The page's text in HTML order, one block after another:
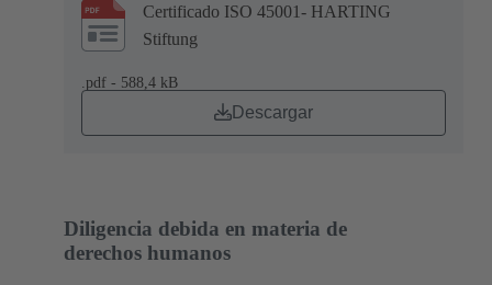
Certificado ISO 45001- HARTING
Stiftung
.pdf - 588,4 kB
Descargar
Diligencia debida en materia de
derechos humanos